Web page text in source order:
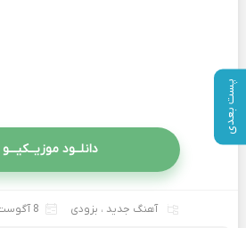
پست بعدی
دانلــود موزیــکیـــو
آهنگ جدید ، بزودی 8 آگوست 2023